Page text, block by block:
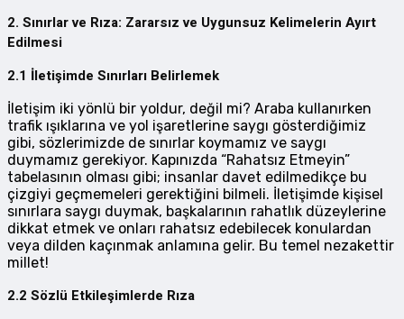
2. Sınırlar ve Rıza: Zararsız ve Uygunsuz Kelimelerin Ayırt
Edilmesi
2.1 İletişimde Sınırları Belirlemek
İletişim iki yönlü bir yoldur, değil mi? Araba kullanırken
trafik ışıklarına ve yol işaretlerine saygı gösterdiğimiz
gibi, sözlerimizde de sınırlar koymamız ve saygı
duymamız gerekiyor. Kapınızda “Rahatsız Etmeyin”
tabelasının olması gibi; insanlar davet edilmedikçe bu
çizgiyi geçmemeleri gerektiğini bilmeli. İletişimde kişisel
sınırlara saygı duymak, başkalarının rahatlık düzeylerine
dikkat etmek ve onları rahatsız edebilecek konulardan
veya dilden kaçınmak anlamına gelir. Bu temel nezakettir
millet!
2.2 Sözlü Etkileşimlerde Rıza